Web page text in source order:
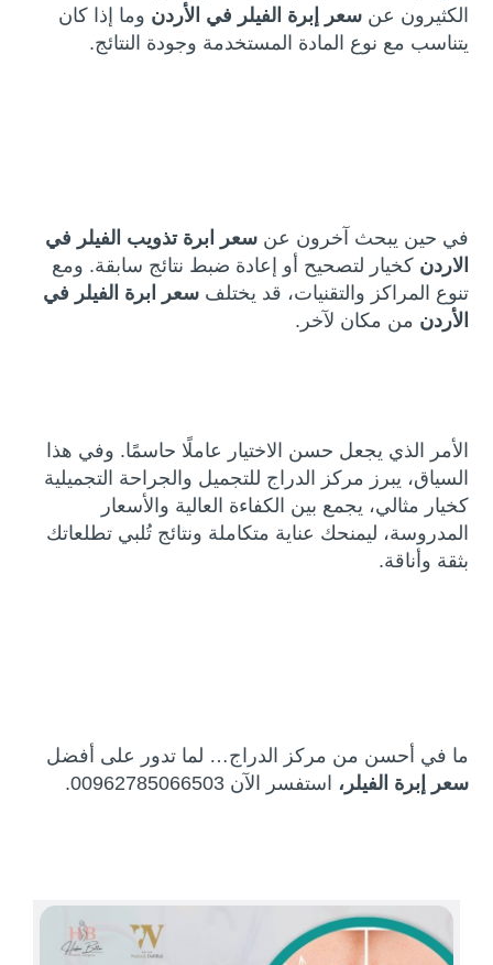
الكثيرون عنسعر إبرة الفيلر في الأردن وما إذا كان
يتناسب مع نوع المادة المستخدمة وجودة النتائج.
في حين يبحث آخرون عنسعر ابرة تذويب الفيلر في
الاردن كخيار لتصحيح أو إعادة ضبط نتائج سابقة. ومع
تنوع المراكز والتقنيات، قد يختلفسعر ابرة الفيلر في
الأردن من مكان لآخر.
الأمر الذي يجعل حسن الاختيار عاملًا حاسمًا. وفي هذا
السياق، يبرز مركز الدراج للتجميل والجراحة التجميلية
كخيار مثالي، يجمع بين الكفاءة العالية والأسعار
المدروسة، ليمنحك عناية متكاملة ونتائج تُلبي تطلعاتك
بثقة وأناقة.
ما في أحسن من مركز الدراج… لما تدور على أفضل
سعر إبرة الفيلر، استفسر الآن 00962785066503.